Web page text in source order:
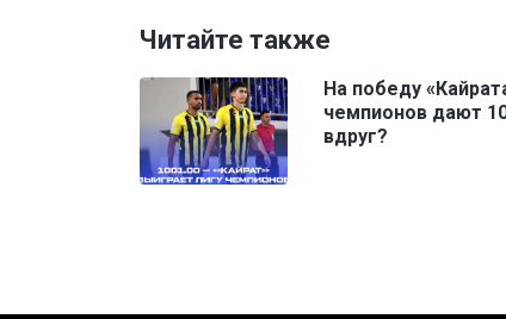
Читайте также
На победу
чемпионов дают
вдруг?